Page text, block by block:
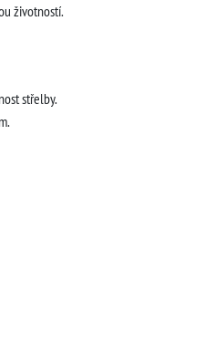
životností.
střelby.